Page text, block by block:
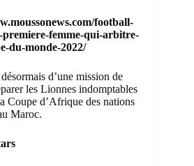
football-
femme-qui-arbitre-
du-monde-2022/
d’une mission de
les Lionnes indomptables
Coupe d’Afrique des nations
Maroc.